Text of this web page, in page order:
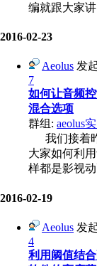
编就跟大家讲
2016-02-23
Aeolus 发
7
如何让音频
混合选项
群组: aeolus
我们接着昨
大家如何利
样都是影视
2016-02-19
Aeolus 发
4
利用阈值结